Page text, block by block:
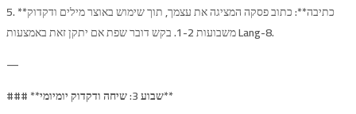
5. **כתיבה**: כתוב פסקה המציגה את עצמך, תוך שימוש באוצר מילים ודקדוק
משבועות 1-2. בקש דובר שפת אם יתקן זאת באמצעות Lang-8.
—
### **
שבוע 3: שיחה ודקדוק יומיומי**